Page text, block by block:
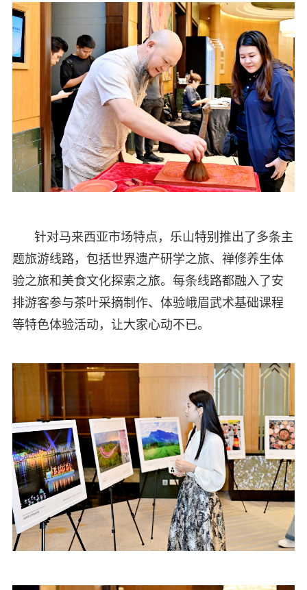
针对马来西亚市场特点，乐山特别推出了多条主
题旅游线路，包括世界遗产研学之旅、禅修养生体
验之旅和美食文化探索之旅。每条线路都融入了安
排游客参与茶叶采摘制作、体验峨眉武术基础课程
等特色体验活动，让大家心动不已。